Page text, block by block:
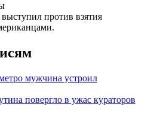
против взятия
мужчина устроил
повергло в ужас кураторов